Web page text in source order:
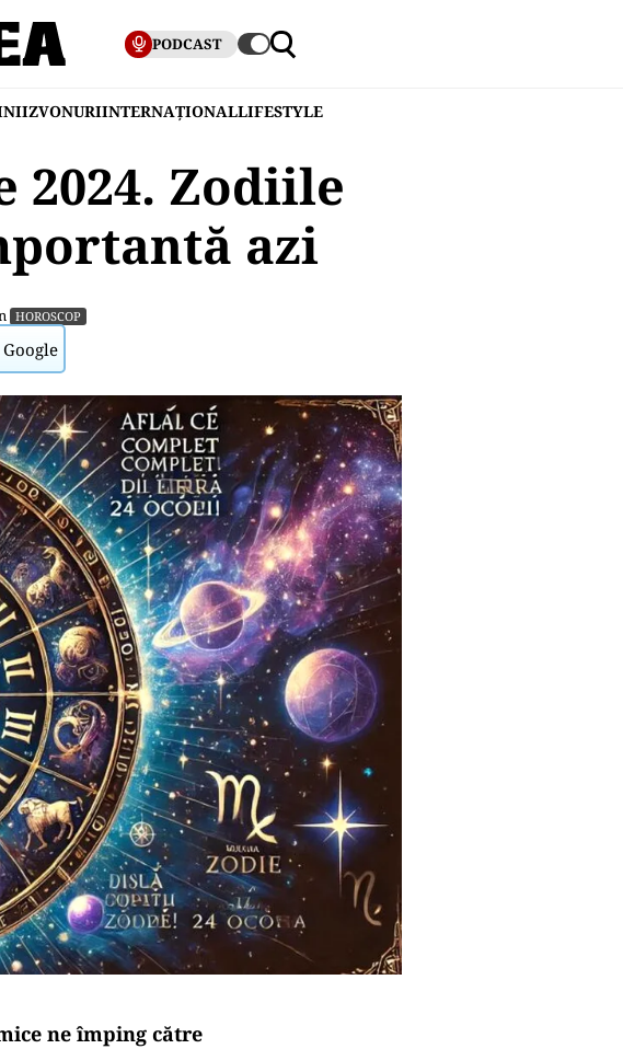
PODCAST
ZVONURIINTERNAȚIONALLIFESTYLE
2024. Zodiile
azi
HOROSCOP
ne împing către